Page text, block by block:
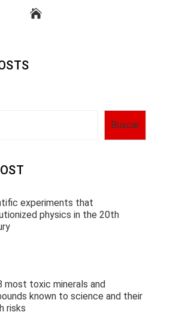
Buscar
experiments that
physics in the 20th
most toxic minerals and
known to science and their
risks